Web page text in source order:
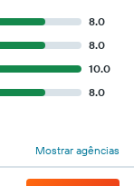
8.0
8.0
10.0
8.0
Mostrar agências